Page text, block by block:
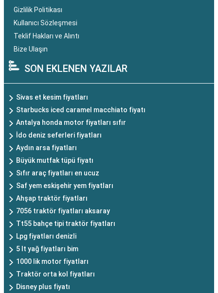
Gizlilik Politikası
Kullanıcı Sözleşmesi
Teklif Hakları ve Alıntı
Bize Ulaşın
SON EKLENEN YAZILAR
Sivas et kesim fiyatları
Starbucks iced caramel macchiato fiyatı
Antalya honda motor fiyatları sıfır
İdo deniz seferleri fiyatları
Aydın arsa fiyatları
Büyük mutfak tüpü fiyatı
Sıfır araç fiyatları en ucuz
Saf yem eskişehir yem fiyatları
Ahşap traktör fiyatları
7056 traktör fiyatları aksaray
Tt55 bahçe tipi traktör fiyatları
Lpg fiyatları denizli
5 lt yağ fiyatları bim
1000 lik motor fiyatları
Traktör orta kol fiyatları
Disney plus fiyatı